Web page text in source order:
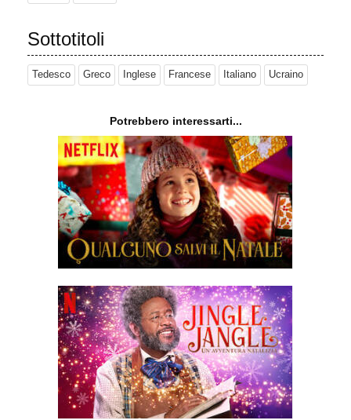
Sottotitoli
Tedesco Greco Inglese Francese Italiano Ucraino
Potrebbero interessarti...